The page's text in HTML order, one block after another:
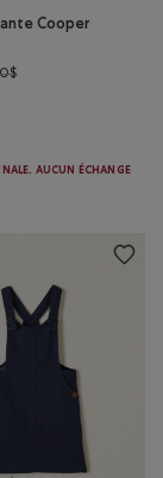
ROSE Couleur
Cooper
Prix réduit de 56,00$
Cooper pour fille:
AUCUN ÉCHANGE